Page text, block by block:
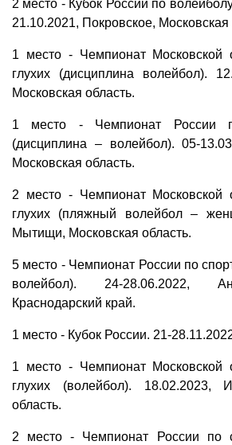
2 место - Кубок России по
21.10.2021, Покровское, Московская
1 место - Чемпионат Московской
глухих (дисциплина волейбол).
Московская область.
1 место - Чемпионат России
(дисциплина – волейбол). 05-
Московская область.
2 место - Чемпионат Московской
глухих (пляжный волейбол –
Мытищи, Московская область.
5 место - Чемпионат России по
волейбол). 24-28.06.2022,
Краснодарский край.
1 место - Кубок России. 21-
1 место - Чемпионат Московской
глухих (волейбол). 18.02.2023,
область.
2 место - Чемпионат России по